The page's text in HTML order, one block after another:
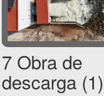
7 Obra de
descarga (1)